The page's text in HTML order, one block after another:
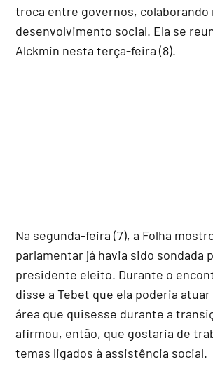
troca entre governos, colaborando
desenvolvimento social. Ela se
Alckmin nesta terça-feira (8).
Na segunda-feira (7), a Folha
parlamentar já havia sido sondada
presidente eleito. Durante o
disse a Tebet que ela poderia
área que quisesse durante a
afirmou, então, que gostaria de
temas ligados à assistência social.